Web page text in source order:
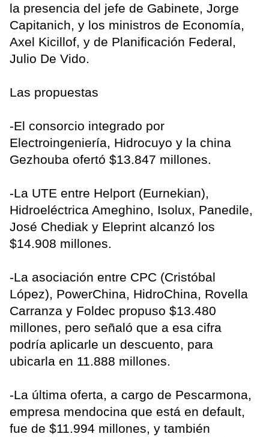
la presencia del jefe de Gabinete, Jorge
Capitanich, y los ministros de Economía,
Axel Kicillof, y de Planificación Federal,
Julio De Vido.
Las propuestas
-El consorcio integrado por
Electroingeniería, Hidrocuyo y la china
Gezhouba ofertó $13.847 millones.
-La UTE entre Helport (Eurnekian),
Hidroeléctrica Ameghino, Isolux, Panedile,
José Chediak y Eleprint alcanzó los
$14.908 millones.
-La asociación entre CPC (Cristóbal
López), PowerChina, HidroChina, Rovella
Carranza y Foldec propuso $13.480
millones, pero señaló que a esa cifra
podría aplicarle un descuento, para
ubicarla en 11.888 millones.
-La última oferta, a cargo de Pescarmona,
empresa mendocina que está en default,
fue de $11.994 millones, y también